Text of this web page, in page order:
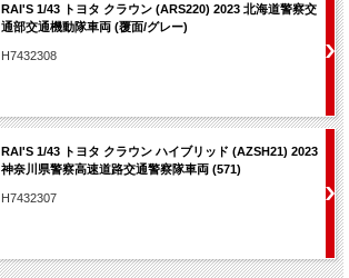
RAI'S 1/43 トヨタ クラウン (ARS220) 2023 北海道警察交
通部交通機動隊車両 (覆面/グレー)
H7432308
RAI'S 1/43 トヨタ クラウン ハイブリッド (AZSH21) 2023
神奈川県警察高速道路交通警察隊車両 (571)
H7432307